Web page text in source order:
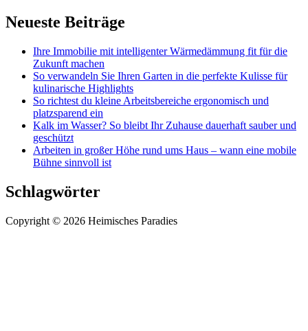
Neueste Beiträge
Ihre Immobilie mit intelligenter Wärmedämmung fit für die
Zukunft machen
So verwandeln Sie Ihren Garten in die perfekte Kulisse für
kulinarische Highlights
So richtest du kleine Arbeitsbereiche ergonomisch und
platzsparend ein
Kalk im Wasser? So bleibt Ihr Zuhause dauerhaft sauber und
geschützt
Arbeiten in großer Höhe rund ums Haus – wann eine mobile
Bühne sinnvoll ist
Schlagwörter
Copyright © 2026 Heimisches Paradies